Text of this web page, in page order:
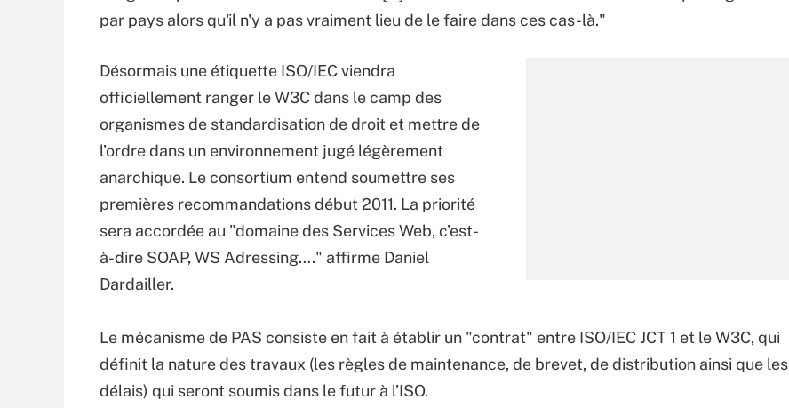
par pays alors qu'il n'y a pas vraiment lieu de le faire dans ces cas-là."
Désormais une étiquette ISO/IEC viendra
officiellement ranger le W3C dans le camp des
organismes de standardisation de droit et mettre de
l’ordre dans un environnement jugé légèrement
anarchique. Le consortium entend soumettre ses
premières recommandations début 2011. La priorité
sera accordée au "domaine des Services Web, c’est-
à-dire SOAP, WS Adressing…." affirme Daniel
Dardailler.
Le mécanisme de PAS consiste en fait à établir un "contrat" entre ISO/IEC JCT 1 et le W3C, qui
définit la nature des travaux (les règles de maintenance, de brevet, de distribution ainsi que les
délais) qui seront soumis dans le futur à l’ISO.